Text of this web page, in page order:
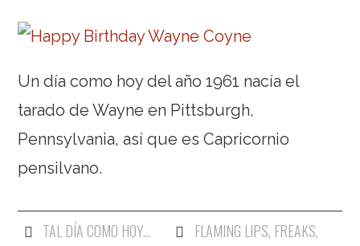
Un día como hoy del año 1961 nacía el
tarado de Wayne en Pittsburgh,
Pennsylvania, así que es Capricornio
pensilvano.
TAL DÍA COMO HOY... FLAMING LIPS, FREAKS,